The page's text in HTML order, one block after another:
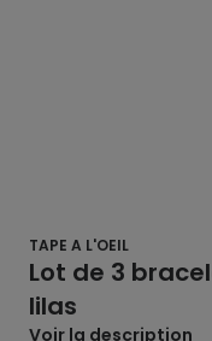
TAPE A L'OEIL
Lot de 3
lilas
Voir la description